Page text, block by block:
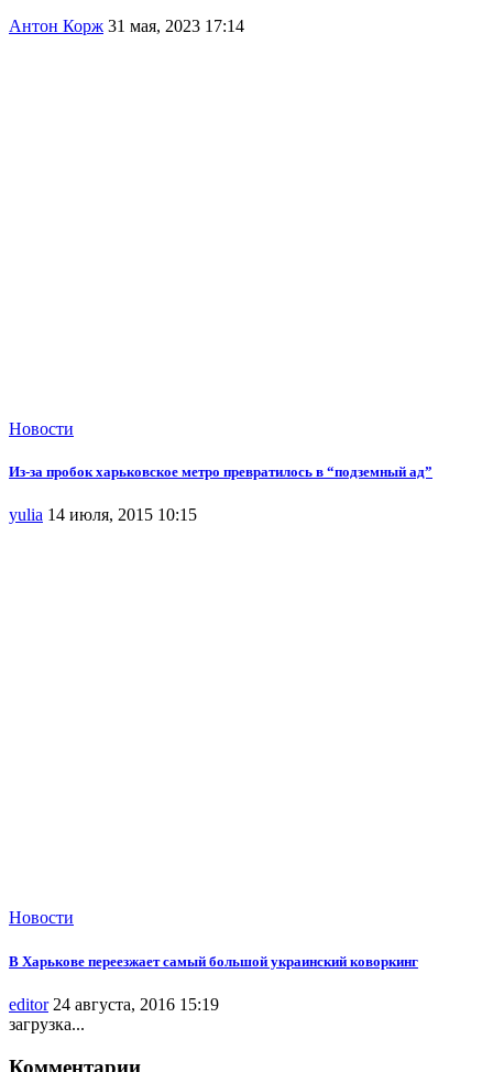
Антон Корж 31 мая, 2023 17:14
Новости
Из-за пробок харьковское метро превратилось в “подземный ад”
yulia 14 июля, 2015 10:15
Новости
В Харькове переезжает самый большой украинский коворкинг
editor 24 августа, 2016 15:19
загрузка...
Комментарии